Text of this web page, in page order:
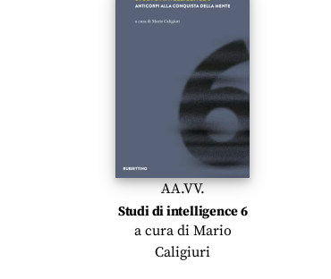
AA.VV.
Studi di intelligence 6
a cura di Mario
Caligiuri